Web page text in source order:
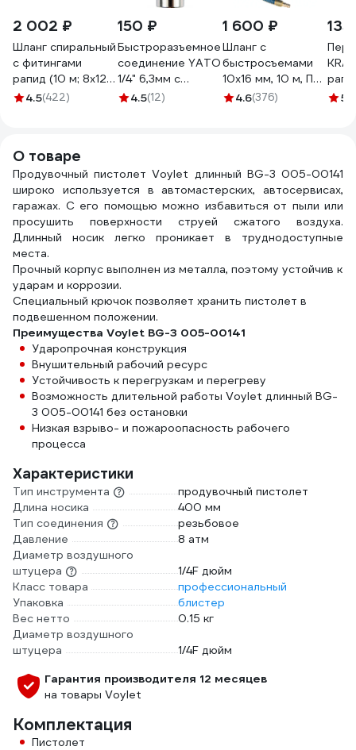
2 002 ₽
Шланг спиральный
с фитингами
рапид (10 м; 8x12
мм) FUBAG
4.5(422)
150 ₽
Быстроразъемное
соединение YATO
1/4" 6,3мм с
внешней резьбой
4.5(12)
1 600 ₽
Шланг с
быстросъемами
10х16 мм, 10 м, ПВХ
ECO AHF-1010
4.6(376)
135
5
О товаре
Продувочный пистолет Voylet длинный BG-3 005-00141
широко используется в автомастерских, автосервисах,
гаражах. С его помощью можно избавиться от пыли или
просушить поверхности струей сжатого воздуха.
Длинный носик легко проникает в труднодоступные
места.
Прочный корпус выполнен из металла, поэтому устойчив к
ударам и коррозии.
Специальный крючок позволяет хранить пистолет в
подвешенном положении.
Преимущества Voylet BG-3 005-00141
Ударопрочная конструкция
Внушительный рабочий ресурс
Устойчивость к перегрузкам и перегреву
Возможность длительной работы Voylet длинный BG-
3 005-00141 без остановки
Низкая взрыво- и пожароопасность рабочего
процесса
Характеристики
Тип инструмента
продувочный пистолет
Длина носика
400 мм
Тип соединения
резьбовое
Давление
8 атм
Диаметр воздушного
штуцера
1/4F дюйм
Класс товара
профессиональный
Упаковка
блистер
Вес нетто
0.15 кг
Диаметр воздушного
штуцера
1/4F дюйм
Гарантия производителя 12 месяцев
на товары Voylet
Комплектация
Пистолет